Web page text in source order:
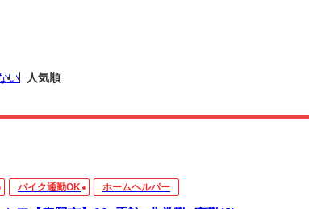
い 人気順
バイク通勤OK ホームヘルパー